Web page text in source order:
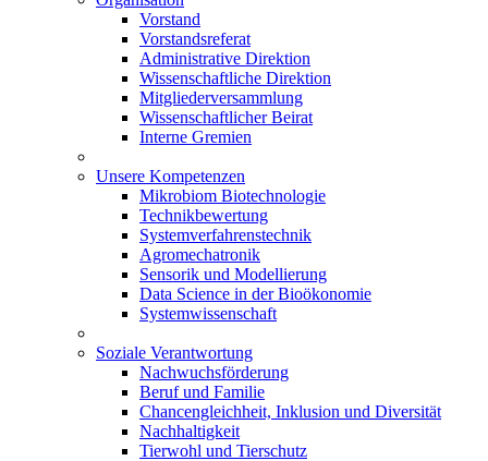
Vorstand
Vorstandsreferat
Administrative Direktion
Wissenschaftliche Direktion
Mitgliederversammlung
Wissenschaftlicher Beirat
Interne Gremien
Unsere Kompetenzen
Mikrobiom Biotechnologie
Technikbewertung
Systemverfahrenstechnik
Agromechatronik
Sensorik und Modellierung
Data Science in der Bioökonomie
Systemwissenschaft
Soziale Verantwortung
Nachwuchsförderung
Beruf und Familie
Chancengleichheit, Inklusion und Diversität
Nachhaltigkeit
Tierwohl und Tierschutz